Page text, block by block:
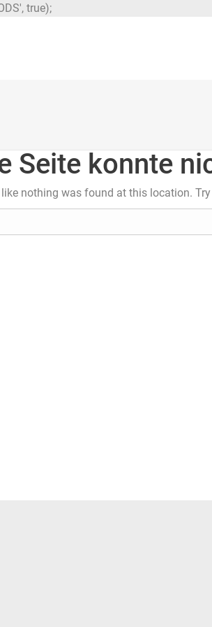
true);
Seite konnte
nothing was found at this location.